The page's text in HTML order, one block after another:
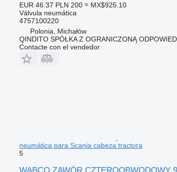
EUR 46.37 PLN 200 ≈ MX$925.10
Válvula neumática
4757100220
Polonia, Michałów
QINDITO SPÓŁKA Z OGRANICZONĄ
Contacte con el vendedor
neumática para Scania cabeza tractora
5